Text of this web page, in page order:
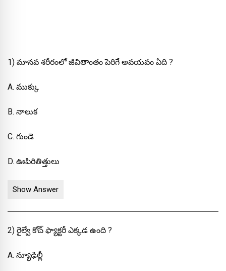
1) మానవ శరీరంలో జీవితాంతం పెరిగే అవయవం ఏది ?
A. ముక్కు
B. నాలుక
C. గుండె
D. ఊపిరితిత్తులు
Show Answer
2) రైల్వే కోచ్ ఫ్యాక్టరీ ఎక్కడ ఉంది ?
A. న్యూఢిల్లీ